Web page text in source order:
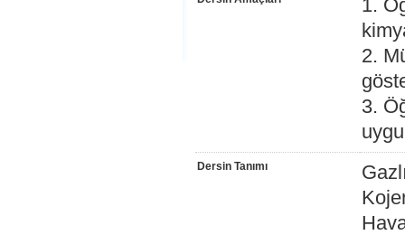
1.
2.
3.
Dersin Tanımı